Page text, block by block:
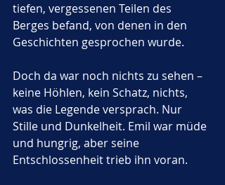
tiefen, vergessenen Teilen des
Berges befand, von denen in den
Geschichten gesprochen wurde.
Doch da war noch nichts zu sehen –
keine Höhlen, kein Schatz, nichts,
was die Legende versprach. Nur
Stille und Dunkelheit. Emil war müde
und hungrig, aber seine
Entschlossenheit trieb ihn voran.